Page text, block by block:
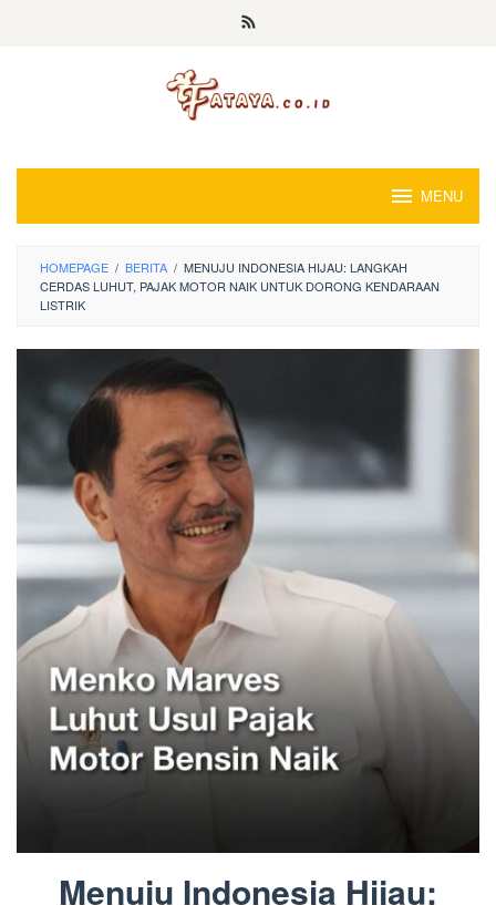
MENU
HOMEPAGE / BERITA / MENUJU INDONESIA HIJAU: LANGKAH
CERDAS LUHUT, PAJAK MOTOR NAIK UNTUK DORONG KENDARAAN
LISTRIK
Menuju Indonesia Hijau: